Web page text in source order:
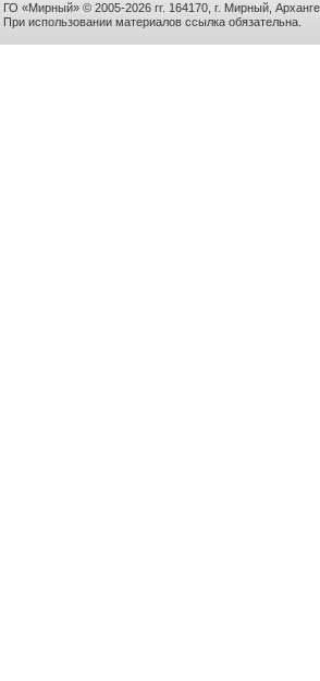
ГО «Мирный» © 2005-2026 гг. 164170, г. Мирный,
При использовании материалов ссылка обязательна.